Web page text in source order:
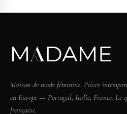
Maison de mode féminine. Pièces
en Europe — Portugal, Italie, France. Le
française.